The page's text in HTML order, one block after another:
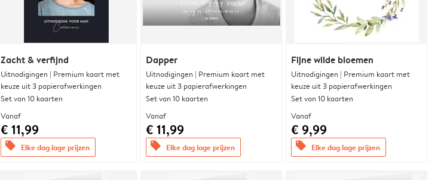
Zacht & verfijnd
Uitnodigingen | Premium kaart met
keuze uit 3 papierafwerkingen
Set van 10 kaarten
Vanaf
€ 11,99
offers Elke dag lage prijzen
Dapper
Uitnodigingen | Premium kaart met
keuze uit 3 papierafwerkingen
Set van 10 kaarten
Vanaf
€ 11,99
offers Elke dag lage prijzen
Fijne wilde bloemen
Uitnodigingen | Premium kaart met
keuze uit 3 papierafwerkingen
Set van 10 kaarten
Vanaf
€ 9,99
offers Elke dag lage prijzen